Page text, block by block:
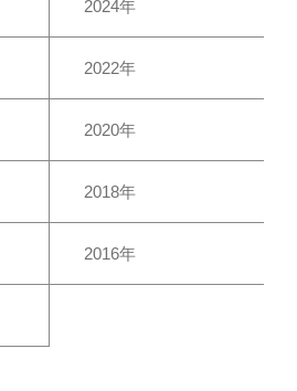
2024年
2022年
2020年
2018年
2016年